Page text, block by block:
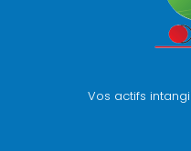
Vos actifs